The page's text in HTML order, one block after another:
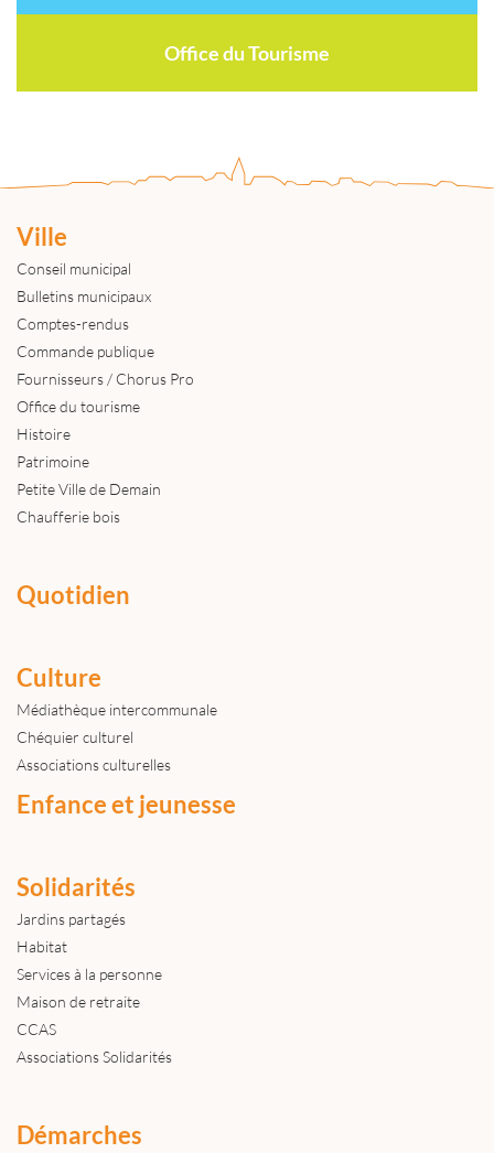
Office du Tourisme
Ville
Conseil municipal
Bulletins municipaux
Comptes-rendus
Commande publique
Fournisseurs / Chorus Pro
Office du tourisme
Histoire
Patrimoine
Petite Ville de Demain
Chaufferie bois
Quotidien
Culture
Médiathèque intercommunale
Chéquier culturel
Associations culturelles
Enfance et jeunesse
Solidarités
Jardins partagés
Habitat
Services à la personne
Maison de retraite
CCAS
Associations Solidarités
Démarches